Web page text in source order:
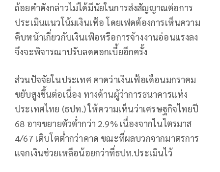
ถ้อยคำดังกล่าวไม่ได้มีนัยในการส่งสัญญาณต่อการ
ประเมินแนวโน้มเงินเฟ้อ โดยเฟดต้องการเห็นความ
คืบหน้าเกี่ยวกับเงินเฟ้อหรือการจ้างงานอ่อนแรงลง
จึงจะพิจารณาปรับลดดอกเบี้ยอีกครั้ง
ส่วนปัจจัยในประเทศ คาดว่าเงินเฟ้อเดือนมกราคม
ขยับสูงขึ้นต่อเนื่อง ทางด้านผู้ว่าการธนาคารแห่ง
ประเทศไทย (ธปท.) ให้ความเห็นว่าเศรษฐกิจไทยปี
68 อาจขยายตัวต่ำกว่า 2.9% เนื่องจากในไตรมาส
4/67 เติบโตต่ำกว่าคาด ขณะที่ผลบวกจากมาตรการ
แจกเงินช่วยเหลือน้อยกว่าที่ธปท.ประเมินไว้